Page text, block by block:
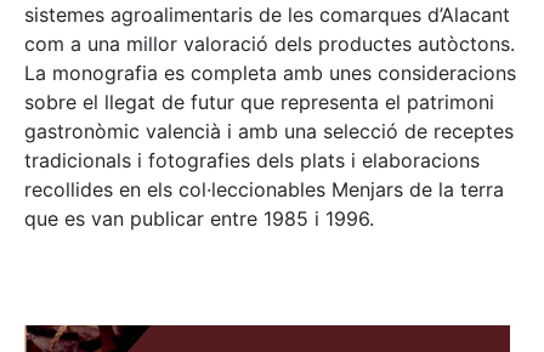
sistemes agroalimentaris de les comarques d’Alacant
com a una millor valoració dels productes autòctons.
La monografia es completa amb unes consideracions
sobre el llegat de futur que representa el patrimoni
gastronòmic valencià i amb una selecció de receptes
tradicionals i fotografies dels plats i elaboracions
recollides en els col·leccionables Menjars de la terra
que es van publicar entre 1985 i 1996.